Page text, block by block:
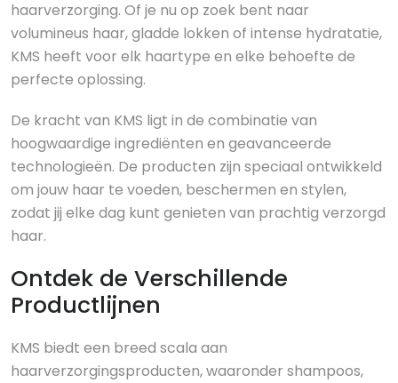
haarverzorging. Of je nu op zoek bent naar
volumineus haar, gladde lokken of intense hydratatie,
KMS heeft voor elk haartype en elke behoefte de
perfecte oplossing.
De kracht van KMS ligt in de combinatie van
hoogwaardige ingrediënten en geavanceerde
technologieën. De producten zijn speciaal ontwikkeld
om jouw haar te voeden, beschermen en stylen,
zodat jij elke dag kunt genieten van prachtig verzorgd
haar.
Ontdek de Verschillende
Productlijnen
KMS biedt een breed scala aan
haarverzorgingsproducten, waaronder shampoos,